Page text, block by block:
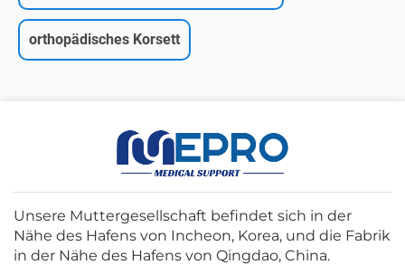
orthopädisches Korsett
Unsere Muttergesellschaft befindet sich in der
Nähe des Hafens von Incheon, Korea, und die Fabrik
in der Nähe des Hafens von Qingdao, China.